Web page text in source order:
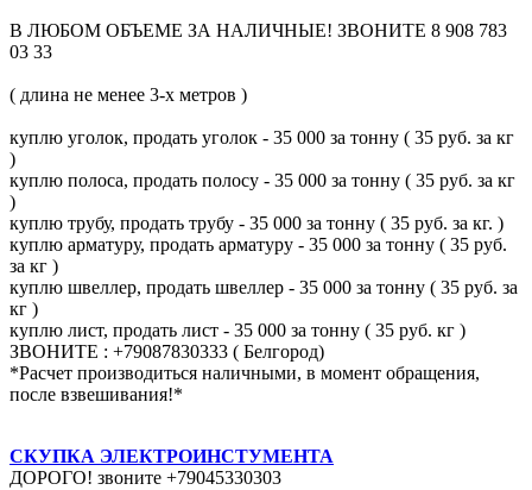
В ЛЮБОМ ОБЪЕМЕ ЗА НАЛИЧНЫЕ! ЗВОНИТЕ 8 908 783
03 33
( длина не менее 3-х метров )
куплю уголок, продать уголок - 35 000 за тонну ( 35 руб. за кг
)
куплю полоса, продать полосу - 35 000 за тонну ( 35 руб. за кг
)
куплю трубу, продать трубу - 35 000 за тонну ( 35 руб. за кг. )
куплю арматуру, продать арматуру - 35 000 за тонну ( 35 руб.
за кг )
куплю швеллер, продать швеллер - 35 000 за тонну ( 35 руб. за
кг )
куплю лист, продать лист - 35 000 за тонну ( 35 руб. кг )
ЗВОНИТЕ : +79087830333 ( Белгород)
*Расчет производиться наличными, в момент обращения,
после взвешивания!*
СКУПКА ЭЛЕКТРОИНСТУМЕНТА
ДОРОГО! звоните +79045330303